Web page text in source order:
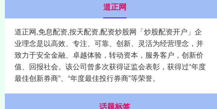
道正网
道正网,免息配资,按天配资,配资炒股网「炒股配资开户」企
业理念是以高效、专注、可靠、创新、灵活为经营理念，并
致力于安全金融、卓越体验，转动资本，服务客户，创新价
值、回报社会。该公司曾多次获得证监会表彰，获得过“年度
最佳创新券商”、“年度最佳投行券商”等荣誉。
话题标签